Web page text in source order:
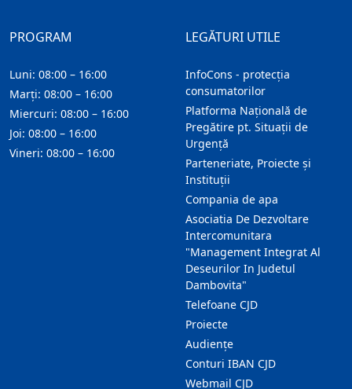
LEGĂTURI UTILE
InfoCons - protecția
consumatorilor
Platforma Națională de
Pregătire pt. Situații de
Urgență
Parteneriate, Proiecte și
Instituții
Compania de apa
Asociatia De Dezvoltare
Intercomunitara
"Management Integrat Al
Deseurilor In Judetul
Dambovita"
Telefoane CJD
Proiecte
Audienţe
Conturi IBAN CJD
Webmail CJD
PROGRAM
Luni: 08:00 – 16:00
Marți: 08:00 – 16:00
Miercuri: 08:00 – 16:00
Joi: 08:00 – 16:00
Vineri: 08:00 – 16:00